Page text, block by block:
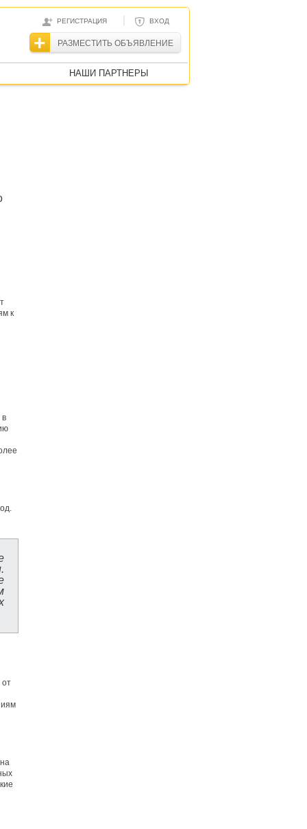
РЕГИСТРАЦИЯ | ВХОД
РАЗМЕСТИТЬ ОБЪЯВЛЕНИЕ
НАШИ ПАРТНЕРЫ
к
в
от